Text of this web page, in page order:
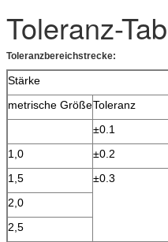
Toleranz-
Toleranzbereichstrecke:
Stärke
metrische GrößeToleranz
±0.1
1,0
±0.2
1,5
±0.3
2,0
2,5